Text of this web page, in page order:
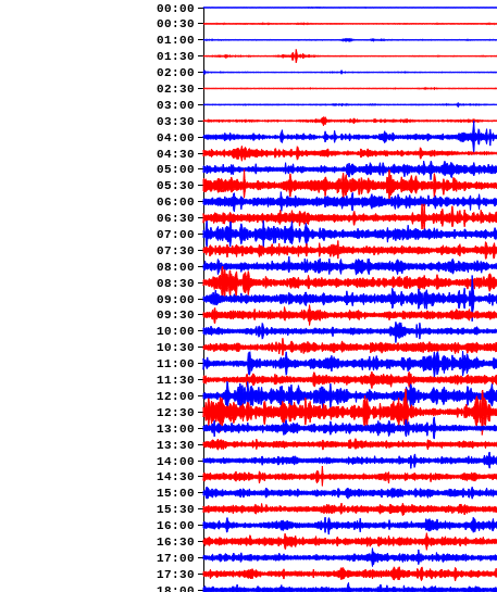
00:00
00:30
01:00
01:30
02:00
02:30
03:00
03:30
04:00
04:30
05:00
05:30
06:00
06:30
07:00
07:30
08:00
08:30
09:00
09:30
10:00
10:30
11:00
11:30
12:00
12:30
13:00
13:30
14:00
14:30
15:00
15:30
16:00
16:30
17:00
17:30